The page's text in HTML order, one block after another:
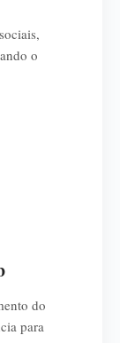
o
do
para